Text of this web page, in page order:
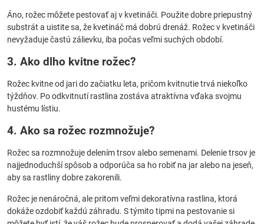
Áno, rožec môžete pestovať aj v kvetináči. Použite dobre priepustný
substrát a uistite sa, že kvetináč má dobrú drenáž. Rožec v kvetináči
nevyžaduje častú zálievku, iba počas veľmi suchých období.
3. Ako dlho kvitne rožec?
Rožec kvitne od jari do začiatku leta, pričom kvitnutie trvá niekoľko
týždňov. Po odkvitnutí rastlina zostáva atraktívna vďaka svojmu
hustému lístiu.
4. Ako sa rožec rozmnožuje?
Rožec sa rozmnožuje delením trsov alebo semenami. Delenie trsov je
najjednoduchší spôsob a odporúča sa ho robiť na jar alebo na jeseň,
aby sa rastliny dobre zakorenili.
Rožec je nenáročná, ale pritom veľmi dekoratívna rastlina, ktorá
dokáže ozdobiť každú záhradu. S týmito tipmi na pestovanie si